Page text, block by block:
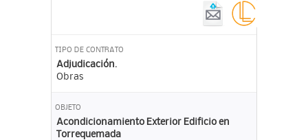
TIPO DE CONTRATO
Adjudicación.
Obras
OBJETO
Acondicionamiento Exterior Edificio en
Torrequemada